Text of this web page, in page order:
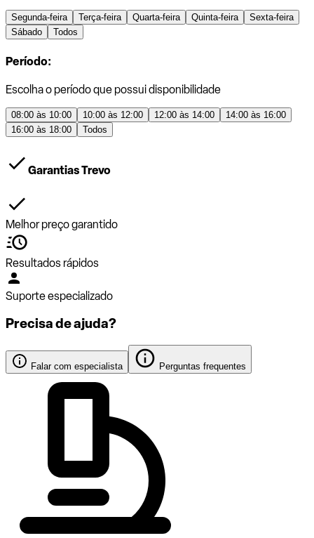
Segunda-feira Terça-feira Quarta-feira Quinta-feira
Sexta-feira
Sábado
Todos
Período:
Escolha o período que possui disponibilidade
08:00 às 10:00 10:00 às 12:00 12:00 às 14:00
14:00 às 16:00
16:00 às 18:00
Todos
Garantias Trevo
Melhor preço garantido
Resultados rápidos
Suporte especializado
Precisa de ajuda?
Falar com especialista Perguntas frequentes